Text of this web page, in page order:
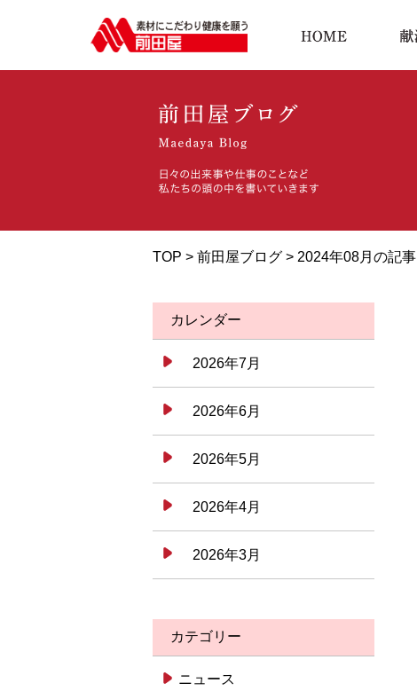
TOP > 前田屋ブログ > 2024年08月の記事
カレンダー
2026年7月
2026年6月
2026年5月
2026年4月
2026年3月
カテゴリー
ニュース